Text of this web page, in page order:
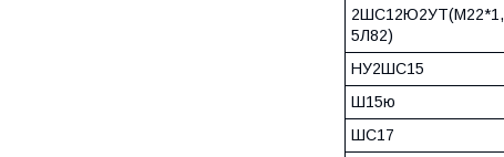
2ШС12Ю2УТ(М22*1,
5Л82)
НУ2ШС15
Ш15ю
ШС17